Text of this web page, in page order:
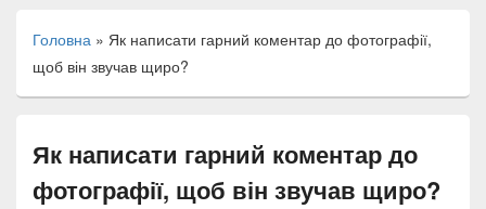
Головна » Як написати гарний коментар до фотографії,
щоб він звучав щиро?
Як написати гарний коментар до
фотографії, щоб він звучав щиро?